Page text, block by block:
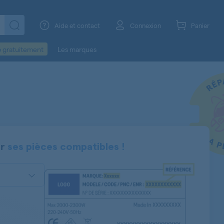
Aide et contact Connexion Panier
gratuitement Les marques
ses pièces compatibles !